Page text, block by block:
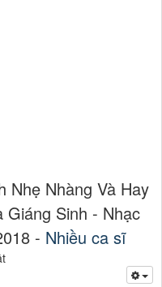
Nhẹ Nhàng Và Hay
Giáng Sinh - Nhạc
- Nhiều ca sĩ